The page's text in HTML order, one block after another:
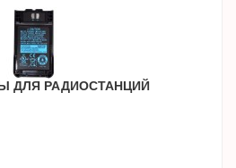
ДЛЯ РАДИОСТАНЦИЙ